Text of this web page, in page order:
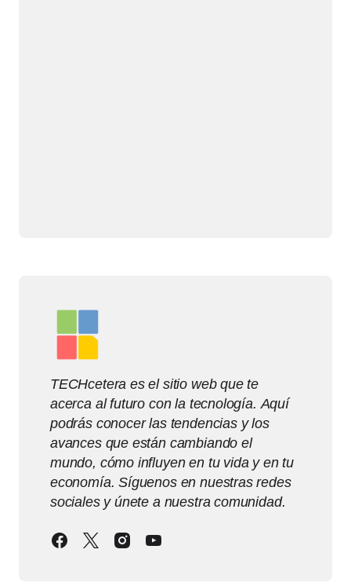
TECHcetera es el sitio web que te
acerca al futuro con la tecnología. Aquí
podrás conocer las tendencias y los
avances que están cambiando el
mundo, cómo influyen en tu vida y en tu
economía. Síguenos en nuestras redes
sociales y únete a nuestra comunidad.